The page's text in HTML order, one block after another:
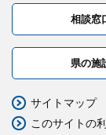
相談窓
県の施
サイトマップ
このサイトの